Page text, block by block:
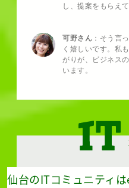
し、提案をもらえ
可野さん ：そう言
く嬉しいです。私
がりが、ビジネス
います。
仙台のITコミュニティ